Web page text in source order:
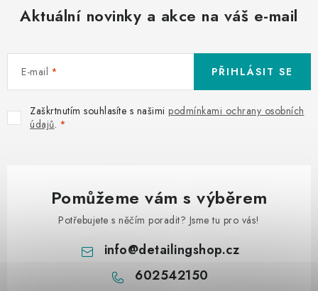
Aktuální novinky a akce na váš e-mail
E-mail
Zaškrtnutím souhlasíte s našimi podmínkami ochrany osobních
údajů.
PŘIHLÁSIT SE
Pomůžeme vám s výběrem
Potřebujete s něčím poradit? Jsme tu pro vás!
info@detailingshop.cz
602542150